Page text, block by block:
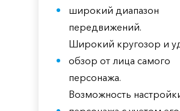
широкий диапазон
передвижений.
Широкий кругозор и
обзор от лица самого
персонажа.
Возможность